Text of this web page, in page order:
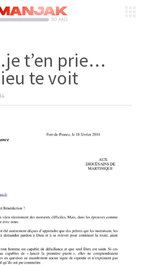
t’en prie…
te voit